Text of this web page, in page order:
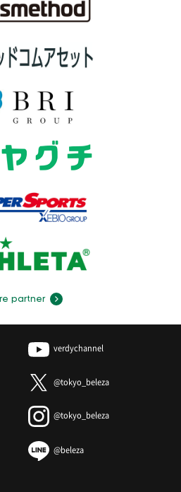
partner
verdychannel
@tokyo_beleza
@tokyo_beleza
@beleza